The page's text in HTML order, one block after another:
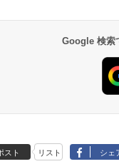
10,450円～
7,950円～Google 検索
スト リスト シェ